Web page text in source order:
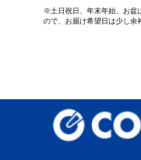
※土日祝日、年末年始、お盆
ので、お届け希望日は少し余